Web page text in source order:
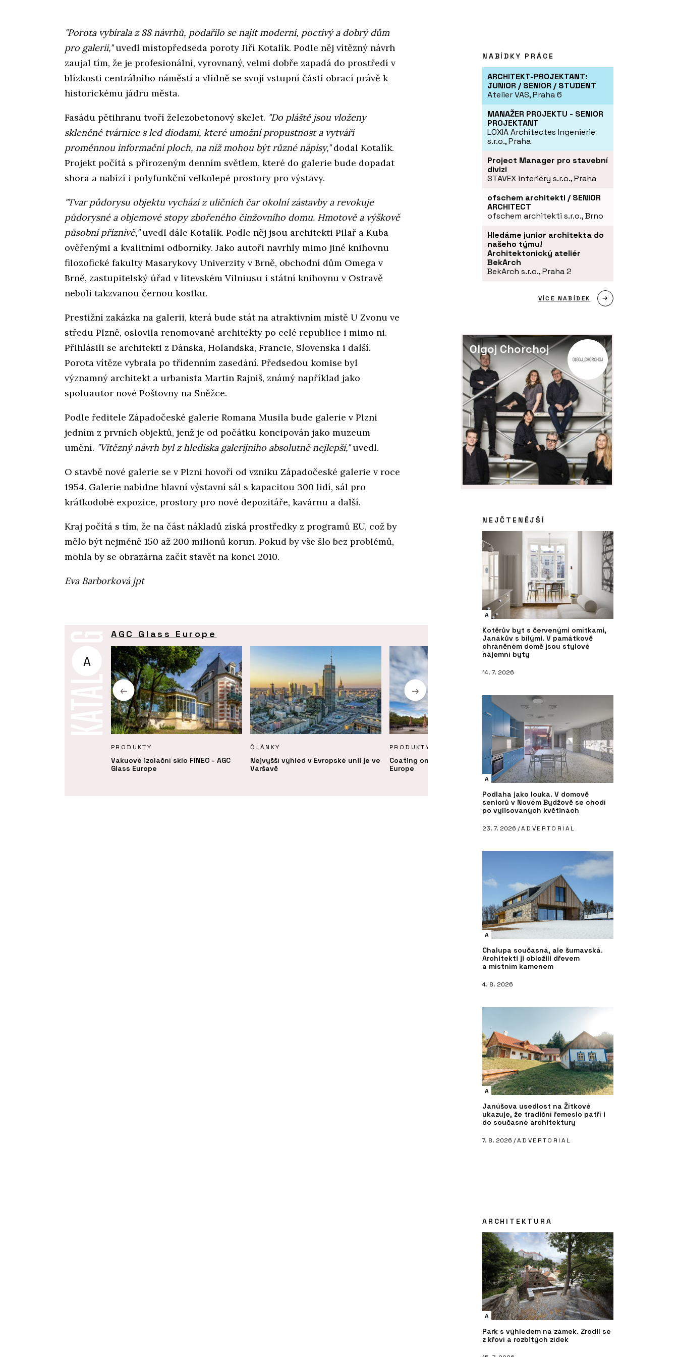
"Porota vybírala z 88 návrhů, podařilo se najít moderní, poctivý a dobrý dům
pro galerii,"uvedl místopředseda poroty Jiří Kotalík. Podle něj vítězný návrh
zaujal tím, že je profesionální, vyrovnaný, velmi dobře zapadá do prostředí v
blízkosti centrálního náměstí a vlídně se svojí vstupní částí obrací právě k
historickému jádru města.
Fasádu pětihranu tvoří železobetonový skelet. "Do pláště jsou vloženy
skleněné tvárnice s led diodami, které umožní propustnost a vytváří
proměnnou informační ploch, na níž mohou být různé nápisy,"dodal Kotalík.
Projekt počítá s přirozeným denním světlem, které do galerie bude dopadat
shora a nabízí i polyfunkční velkolepé prostory pro výstavy.
"Tvar půdorysu objektu vychází z uličních čar okolní zástavby a revokuje
půdorysné a objemové stopy zbořeného činžovního domu. Hmotově a výškově
působní příznivě,"uvedl dále Kotalík. Podle něj jsou architekti Pilař a Kuba
ověřenými a kvalitními odborníky. Jako autoři navrhly mimo jiné knihovnu
filozofické fakulty Masarykovy Univerzity v Brně, obchodní dům Omega v
Brně, zastupitelský úřad v litevském Vilniusu i státní knihovnu v Ostravě
neboli takzvanou černou kostku.
Prestižní zakázka na galerii, která bude stát na atraktivním místě U Zvonu ve
středu Plzně, oslovila renomované architekty po celé republice i mimo ni.
Přihlásili se architekti z Dánska, Holandska, Francie, Slovenska i další.
Porota vítěze vybrala po třídenním zasedání. Předsedou komise byl
významný architekt a urbanista Martin Rajniš, známý například jako
spoluautor nové Poštovny na Sněžce.
Podle ředitele Západočeské galerie Romana Musila bude galerie v Plzni
jedním z prvních objektů, jenž je od počátku koncipován jako muzeum
umění. "Vítězný návrh byl z hlediska galerijního absolutně nejlepší,"uvedl.
O stavbě nové galerie se v Plzni hovoří od vzniku Západočeské galerie v roce
1954. Galerie nabídne hlavní výstavní sál s kapacitou 300 lidí, sál pro
krátkodobé expozice, prostory pro nové depozitáře, kavárnu a další.
Kraj počítá s tím, že na část nákladů získá prostředky z programů EU, což by
mělo být nejméně 150 až 200 milionů korun. Pokud by vše šlo bez problémů,
mohla by se obrazárna začít stavět na konci 2010.
Eva Barborková jpt
A
AGC Glass Europe
PRODUKTY
Vakuové izolační sklo FINEO - AGC
Glass Europe
ČLÁNKY
Nejvyšší výhled v Evropské unii je ve
Varšavě
PRODUKTY
Coating on Demand - AGC Glass
Europe
ČLÁNKY
Seznamte se s polskými mrakodrapy
ve Varšavě. Komplex HUB je
multifunkční, UNIT má dračí kůži
NABÍDKY PRÁCE
ARCHITEKT-PROJEKTANT:
JUNIOR / SENIOR / STUDENT
Atelier VAS, Praha 6
MANAŽER PROJEKTU - SENIOR
PROJEKTANT
LOXIA Architectes Ingenierie
s.r.o., Praha
Project Manager pro stavební
divizi
STAVEX interiéry s.r.o., Praha
ofschem architekti / SENIOR
ARCHITECT
ofschem architekti s.r.o., Brno
Hledáme junior architekta do
našeho týmu!
Architektonický ateliér
BekArch
BekArch s.r.o., Praha 2
VÍCE NABÍDEK
Olgoj Chorchoj
NEJČTENĚJŠÍ
A
Kotěrův byt s červenými omítkami,
Janákův s bílými. V památkově
chráněném domě jsou stylové
nájemní byty
14. 7. 2026
A
Podlaha jako louka. V domově
seniorů v Novém Bydžově se chodí
po vylisovaných květinách
23. 7. 2026 /ADVERTORIAL
A
Chalupa současná, ale šumavská.
Architekti ji obložili dřevem
a místním kamenem
4. 8. 2026
A
Janúšova usedlost na Žítkové
ukazuje, že tradiční řemeslo patří i
do současné architektury
7. 8. 2026 /ADVERTORIAL
ARCHITEKTURA
A
Park s výhledem na zámek. Zrodil se
z křoví a rozbitých zídek